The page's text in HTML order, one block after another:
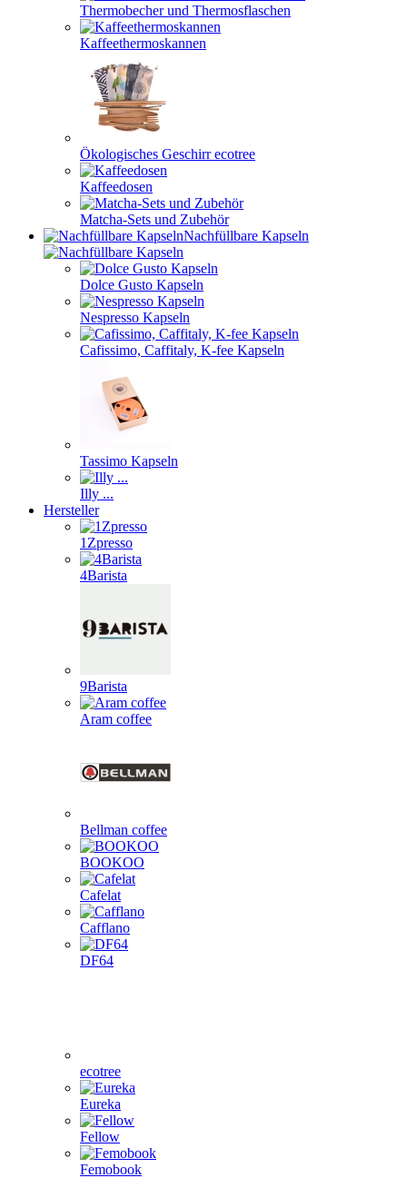
Thermobecher und Thermosflaschen
Kaffeethermoskannen
Ökologisches Geschirr ecotree
Kaffeedosen
Matcha-Sets und Zubehör
Nachfüllbare Kapseln
Dolce Gusto Kapseln
Nespresso Kapseln
Cafissimo, Caffitaly, K-fee Kapseln
Tassimo Kapseln
Illy ...
Hersteller
1Zpresso
4Barista
9Barista
Aram coffee
Bellman coffee
BOOKOO
Cafelat
Cafflano
DF64
ecotree
Eureka
Fellow
Femobook